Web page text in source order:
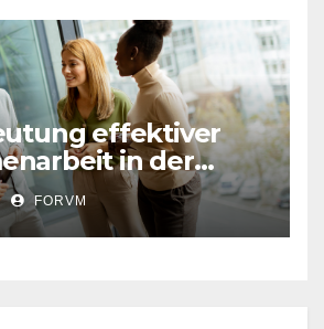
effektiver
in der
FORVM